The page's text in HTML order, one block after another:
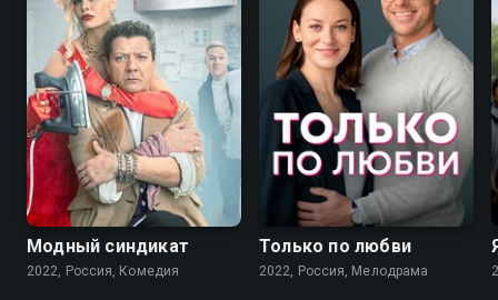
7.6
Модный синдикат
2022, Россия, Комедия
Только по любви
2022, Россия, Мелодрама